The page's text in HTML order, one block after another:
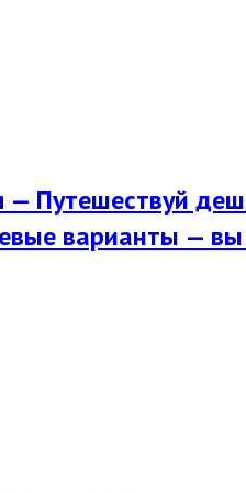
— Путешествуй
варианты — вы